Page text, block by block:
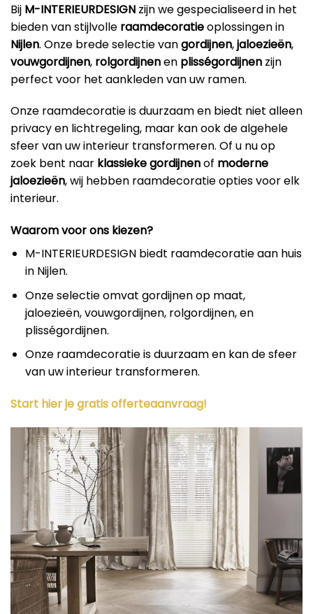
Bij M-INTERIEURDESIGN zijn we gespecialiseerd in het
bieden van stijlvolle raamdecoratieoplossingen in
Nijlen. Onze brede selectie vangordijnen,jaloezieën,
vouwgordijnen, rolgordijnenen plisségordijnen zijn
perfect voor het aankleden van uw ramen.
Onze raamdecoratie is duurzaam en biedt niet alleen
privacy en lichtregeling, maar kan ook de algehele
sfeer van uw interieur transformeren. Of u nu op
zoek bent naar klassieke gordijnenof moderne
jaloezieën, wij hebben raamdecoratie opties voor elk
interieur.
Waarom voor ons kiezen?
M-INTERIEURDESIGN biedt raamdecoratie aan huis
in Nijlen.
Onze selectie omvat gordijnen op maat,
jaloezieën, vouwgordijnen, rolgordijnen, en
plisségordijnen.
Onze raamdecoratie is duurzaam en kan de sfeer
van uw interieur transformeren.
Start hier je gratis offerteaanvraag!